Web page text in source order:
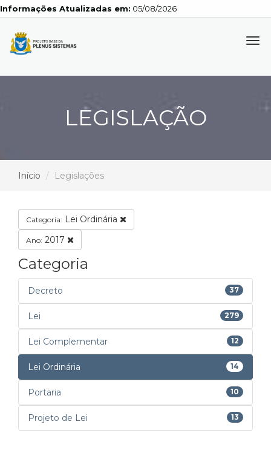
Atualizadas em: 05/08/2026
LEGISLAÇÃO
Início Legislações
Categoria: Lei Ordinária
Ano: 2017
Categoria
Decreto 37
Lei 279
Lei Complementar 12
Lei Ordinária 14
Portaria 10
Projeto de Lei 13